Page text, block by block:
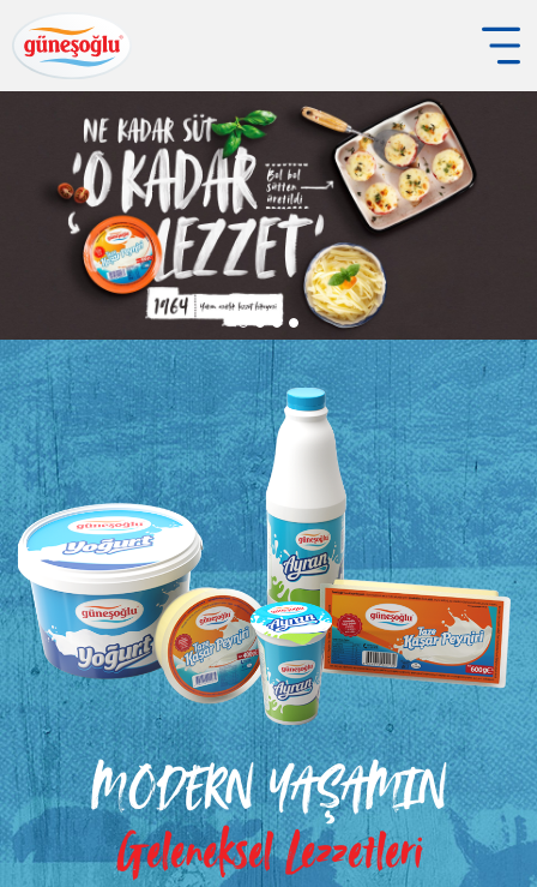
MODERN YAŞAMIN
Geleneksel Lezzetleri